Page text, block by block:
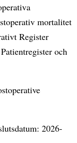
mortalitet
Register
och
2026-